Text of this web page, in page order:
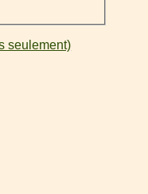
seulement)